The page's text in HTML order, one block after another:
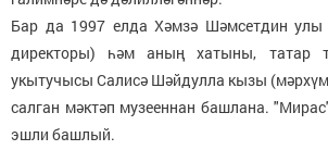
Бар да 1997 елда Хәмзә Шәмсетдин улы
директоры) һәм аның хатыны, татар
укытучысы Салисә Шәйдулла кызы
салган мәктәп музееннан башлана.
эшли башлый.